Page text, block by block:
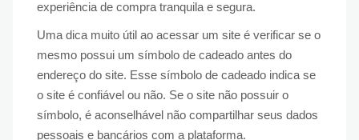
experiência de compra tranquila e segura.
Uma dica muito útil ao acessar um site é verificar se o
mesmo possui um símbolo de cadeado antes do
endereço do site. Esse símbolo de cadeado indica se
o site é confiável ou não. Se o site não possuir o
símbolo, é aconselhável não compartilhar seus dados
pessoais e bancários com a plataforma.